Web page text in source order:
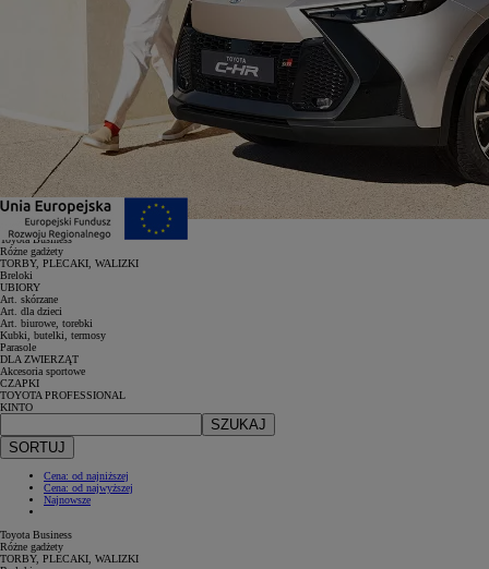
Wybierz kategorię
Toyota Business
Różne gadżety
TORBY, PLECAKI, WALIZKI
Breloki
UBIORY
Art. skórzane
Art. dla dzieci
Art. biurowe, torebki
Kubki, butelki, termosy
Parasole
DLA ZWIERZĄT
Akcesoria sportowe
CZAPKI
TOYOTA PROFESSIONAL
KINTO
SZUKAJ
SORTUJ
Cena: od najniższej
Cena: od najwyższej
Najnowsze
Toyota Business
Różne gadżety
TORBY, PLECAKI, WALIZKI